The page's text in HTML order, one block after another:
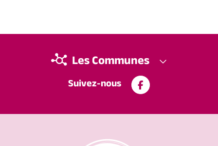
Suivez-nous
Les Communes